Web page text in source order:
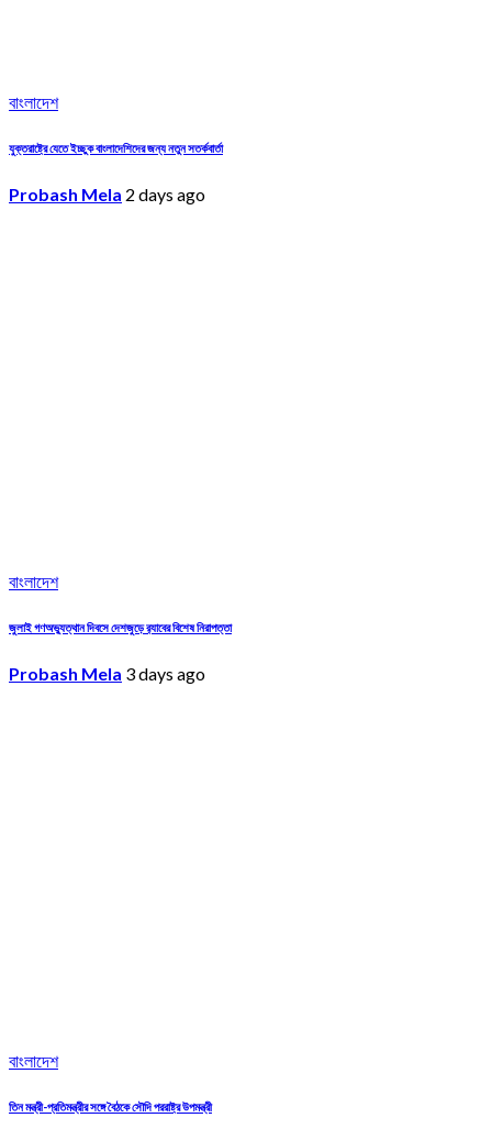
বাংলাদেশ
যুক্তরাষ্ট্রে যেতে ইচ্ছুক বাংলাদেশিদের জন্য নতুন সতর্কবার্তা
Probash Mela 2 days ago
বাংলাদেশ
জুলাই গণঅভ্যুত্থান দিবসে দেশজুড়ে র‌্যাবের বিশেষ নিরাপত্তা
Probash Mela 3 days ago
বাংলাদেশ
তিন মন্ত্রী-প্রতিমন্ত্রীর সঙ্গে বৈঠকে সৌদি পররাষ্ট্র উপমন্ত্রী